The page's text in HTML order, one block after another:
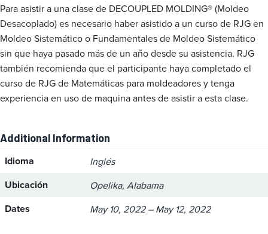
Para asistir a una clase de DECOUPLED MOLDING® (Moldeo
Desacoplado) es necesario haber asistido a un curso de RJG en
Moldeo Sistemático o Fundamentales de Moldeo Sistemático
sin que haya pasado más de un año desde su asistencia. RJG
también recomienda que el participante haya completado el
curso de RJG de Matemáticas para moldeadores y tenga
experiencia en uso de maquina antes de asistir a esta clase.
Additional Information
Idioma Inglés
Ubicación Opelika, Alabama
Dates May 10, 2022 – May 12, 2022